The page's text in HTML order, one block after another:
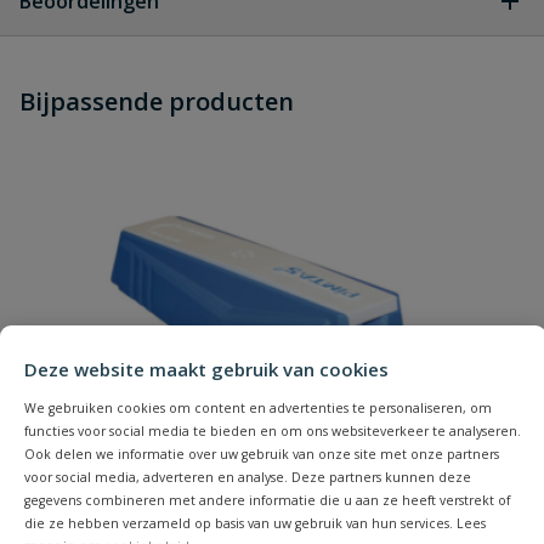
Deze website maakt gebruik van cookies
We gebruiken cookies om content en advertenties te personaliseren, om
functies voor social media te bieden en om ons websiteverkeer te analyseren.
Ook delen we informatie over uw gebruik van onze site met onze partners
voor social media, adverteren en analyse. Deze partners kunnen deze
gegevens combineren met andere informatie die u aan ze heeft verstrekt of
die ze hebben verzameld op basis van uw gebruik van hun services. Lees
dit product?
Schrijf zelf een beoordeling
Uw waardering:
Naam
Samenvatting
Bijpassende producten